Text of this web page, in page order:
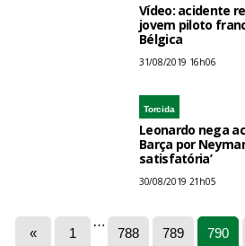
Vídeo: acidente
jovem piloto
Bélgica
31/08/2019 16h06
Torcida
Leonardo nega
Barça por
satisfatória’
30/08/2019 21h05
« 1
…
788 789 790